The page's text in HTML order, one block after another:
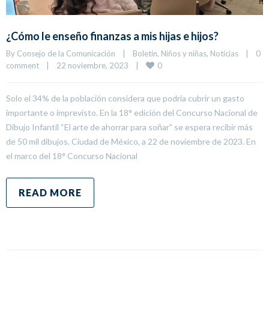
¿Cómo le enseño finanzas a mis hijas e hijos?
By Consejo de la Comunicación | Boletín, Niños y niñas, Noticias |
0
comment
| 22 noviembre, 2023 | 0
Solo el 34% de la población considera que podría cubrir un gasto
importante o imprevisto. En la 18° edición del Concurso Nacional de
Dibujo Infantil “El arte de ahorrar para soñar” se espera recibir más
de 50 mil dibujos. Ciudad de México, a 22 de noviembre de 2023. En
el marco del 18° Concurso Nacional
READ MORE